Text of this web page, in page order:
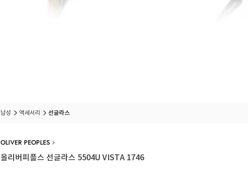
남성 액세서리 선글라스
OLIVER PEOPLES
올리버피플스 선글라스 5504U VISTA 1746